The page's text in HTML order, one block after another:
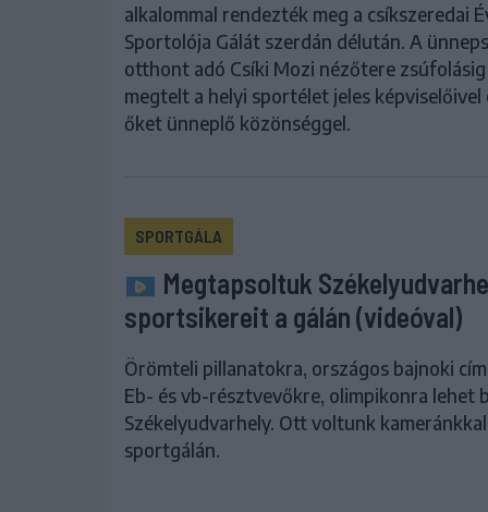
alkalommal rendezték meg a csíkszeredai
Sportolója Gálát szerdán délután. A
otthont adó Csíki Mozi nézőtere zsúfolásig
megtelt a helyi sportélet jeles képviselőivel
őket ünneplő közönséggel.
SPORTGÁLA
Megtapsoltuk
sportsikereit a gálán (videóval)
Örömteli pillanatokra, országos bajnoki
Eb- és vb-résztvevőkre, olimpikonra lehet
Székelyudvarhely. Ott voltunk
sportgálán.